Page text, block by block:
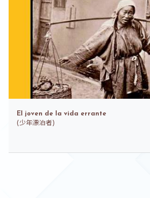
El joven de la vida errante
( 少年漂泊者)